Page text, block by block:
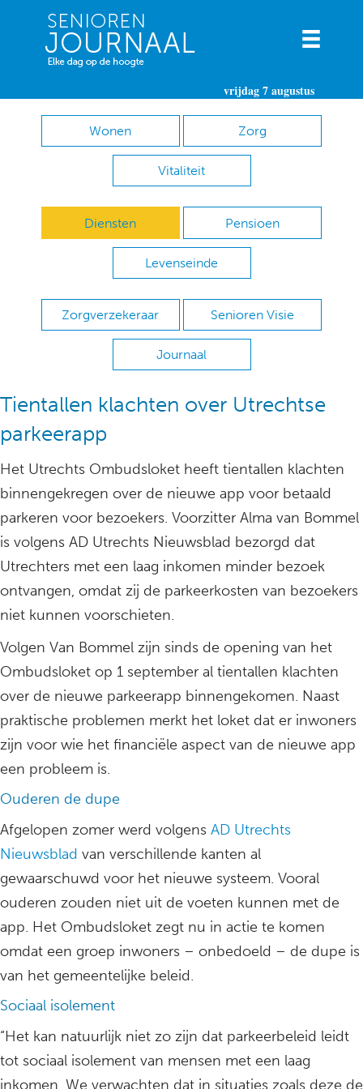
vrijdag 7 augustus
Wonen Zorg
Vitaliteit
Diensten Pensioen
Levenseinde
Zorgverzekeraar Senioren Visie
Journaal
Tientallen klachten over Utrechtse
parkeerapp
Het Utrechts Ombudsloket heeft tientallen klachten
binnengekregen over de nieuwe app voor betaald
parkeren voor bezoekers. Voorzitter Alma van Bommel
is volgens AD Utrechts Nieuwsblad bezorgd dat
Utrechters met een laag inkomen minder bezoek
ontvangen, omdat zij de parkeerkosten van bezoekers
niet kunnen voorschieten.
Volgen Van Bommel zijn sinds de opening van het
Ombudsloket op 1 september al tientallen klachten
over de nieuwe parkeerapp binnengekomen. Naast
praktische problemen merkt het loket dat er inwoners
zijn voor wie het financiële aspect van de nieuwe app
een probleem is.
Ouderen de dupe
Afgelopen zomer werd volgens AD Utrechts
Nieuwsblad van verschillende kanten al
gewaarschuwd voor het nieuwe systeem. Vooral
ouderen zouden niet uit de voeten kunnen met de
app. Het Ombudsloket zegt nu in actie te komen
omdat een groep inwoners – onbedoeld – de dupe is
van het gemeentelijke beleid.
Sociaal isolement
“Het kan natuurlijk niet zo zijn dat parkeerbeleid leidt
tot sociaal isolement van mensen met een laag
inkomen. We verwachten dat in situaties zoals deze de